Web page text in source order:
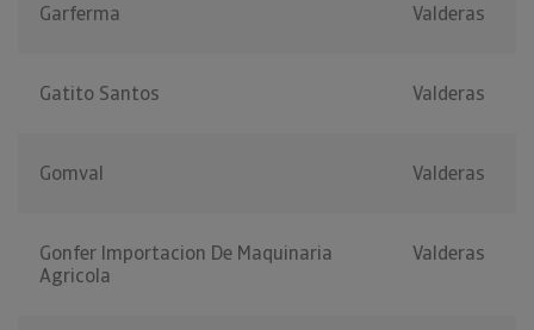
Garferma Valderas
Gatito Santos Valderas
Gomval Valderas
Gonfer Importacion De Maquinaria
Agricola
Valderas